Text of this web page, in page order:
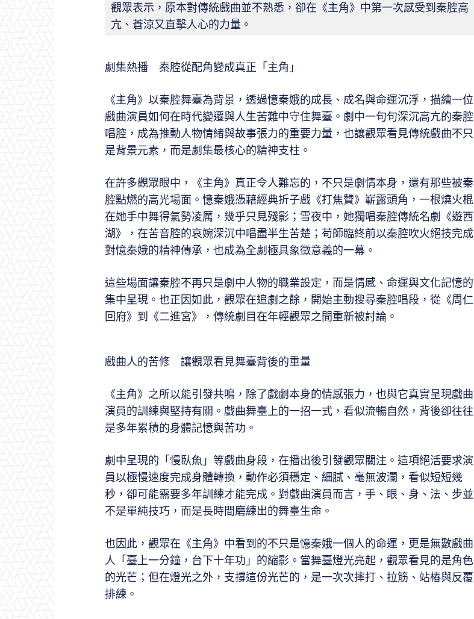
觀眾表示，原本對傳統戲曲並不熟悉，卻在《主角》中第一次感受到秦腔高
亢、蒼涼又直擊人心的力量。
劇集熱播 秦腔從配角變成真正「主角」
《主角》以秦腔舞臺為背景，透過憶秦娥的成長、成名與命運沉浮，描繪一位
戲曲演員如何在時代變遷與人生苦難中守住舞臺。劇中一句句深沉高亢的秦腔
唱腔，成為推動人物情緒與故事張力的重要力量，也讓觀眾看見傳統戲曲不只
是背景元素，而是劇集最核心的精神支柱。
在許多觀眾眼中，《主角》真正令人難忘的，不只是劇情本身，還有那些被秦
腔點燃的高光場面。憶秦娥憑藉經典折子戲《打焦贊》嶄露頭角，一根燒火棍
在她手中舞得氣勢凌厲，幾乎只見殘影；雪夜中，她獨唱秦腔傳統名劇《遊西
湖》，在苦音腔的哀婉深沉中唱盡半生苦楚；苟師臨終前以秦腔吹火絕技完成
對憶秦娥的精神傳承，也成為全劇極具象徵意義的一幕。
這些場面讓秦腔不再只是劇中人物的職業設定，而是情感、命運與文化記憶的
集中呈現。也正因如此，觀眾在追劇之餘，開始主動搜尋秦腔唱段，從《周仁
回府》到《二進宮》，傳統劇目在年輕觀眾之間重新被討論。
戲曲人的苦修 讓觀眾看見舞臺背後的重量
《主角》之所以能引發共鳴，除了戲劇本身的情感張力，也與它真實呈現戲曲
演員的訓練與堅持有關。戲曲舞臺上的一招一式，看似流暢自然，背後卻往往
是多年累積的身體記憶與苦功。
劇中呈現的「慢臥魚」等戲曲身段，在播出後引發觀眾關注。這項絕活要求演
員以極慢速度完成身體轉換，動作必須穩定、細膩、毫無波瀾，看似短短幾
秒，卻可能需要多年訓練才能完成。對戲曲演員而言，手、眼、身、法、步並
不是單純技巧，而是長時間磨練出的舞臺生命。
也因此，觀眾在《主角》中看到的不只是憶秦娥一個人的命運，更是無數戲曲
人「臺上一分鐘，台下十年功」的縮影。當舞臺燈光亮起，觀眾看見的是角色
的光芒；但在燈光之外，支撐這份光芒的，是一次次摔打、拉筋、站樁與反覆
排練。